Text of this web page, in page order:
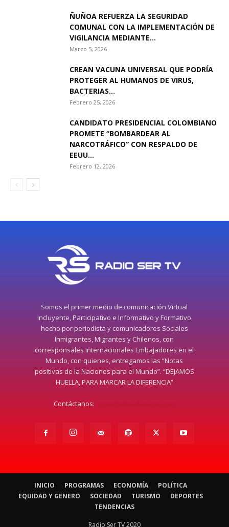
ÑUÑOA REFUERZA LA SEGURIDAD
COMUNAL CON LA IMPLEMENTACIÓN DE
VIGILANCIA MEDIANTE...
Marzo 5, 2026
CREAN VACUNA UNIVERSAL QUE PODRÍA
PROTEGER AL HUMANOS DE VIRUS,
BACTERIAS...
Febrero 25, 2026
CANDIDATO PRESIDENCIAL COLOMBIANO
PROMETE “BOMBARDEAR AL
NARCOTRÁFICO” CON RESPALDO DE
EEUU...
Febrero 12, 2026
Somos el primer medio de comunicación Virtual
Incluyente, Participativo e Informativo y Formativo
hecho por periodista y comunicadores Sociales
Inmigrantes, Migrantes y Chilenos, con
corresponsales internacionales Embajadores en el
Mundo, con quienes, entregamos las “Notas
positivas de la Naciones para el Mundo”. “DEJAMOS
HUELLA, PARA MARCAR LA DIFERENCIA”
Contáctanos:
INICIO PROGRAMAS ECONOMÍA
POLÍTICA
EQUIDAD Y GENERO
SOCIEDAD TURISMO
DEPORTES
TENDENCIAS
Radio Ser TV 2020